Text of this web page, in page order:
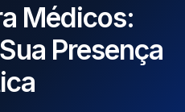
Médicos:
Presença